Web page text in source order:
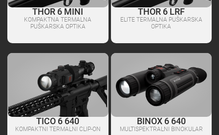
THOR 6 MINI
KOMPAKTNA TERMALNA
PUŠKARSKA OPTIKA
THOR 6 LRF
ELITE TERMALNA PUŠKARSKA
OPTIKA
TICO 6 640
KOMPAKTNI TERMALNI CLIP-ON
BINOX 6 640
MULTISPEKTRALNI BINOKULAR